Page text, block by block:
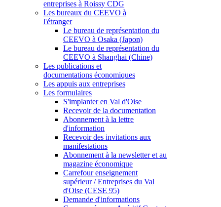
entreprises à Roissy CDG
Les bureaux du CEEVO à
l'étranger
Le bureau de représentation du
CEEVO à Osaka (Japon)
Le bureau de représentation du
CEEVO à Shanghai (Chine)
Les publications et
documentations économiques
Les appuis aux entreprises
Les formulaires
S'implanter en Val d'Oise
Recevoir de la documentation
Abonnement à la lettre
d'information
Recevoir des invitations aux
manifestations
Abonnement à la newsletter et au
magazine économique
Carrefour enseignement
supérieur / Entreprises du Val
d'Oise (CESE 95)
Demande d'informations